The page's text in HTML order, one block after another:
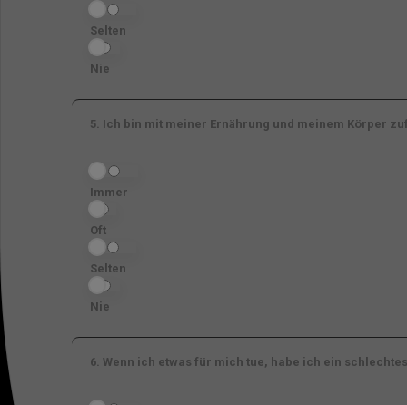
Selten
Nie
5. Ich bin mit meiner Ernährung und meinem Körper
Immer
Oft
Selten
Nie
6. Wenn ich etwas für mich tue, habe ich ein